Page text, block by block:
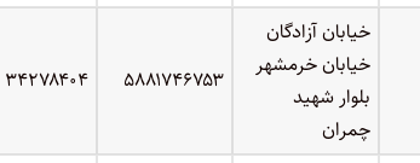
خیابان آزادگان
خیابان خرمشهر
بلوار شهید
چمران
۵۸۸۱۷۴۶۷۵۳ ۳۴۲۷۸۴۰۴